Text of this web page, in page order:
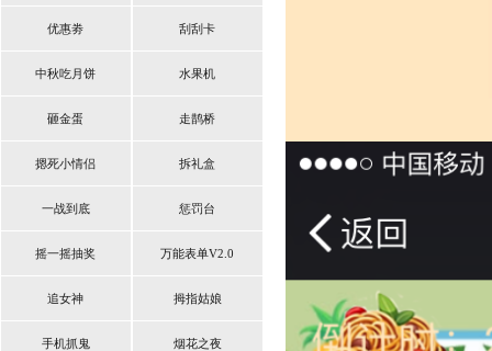
优惠劵 刮刮卡
中秋吃月饼 水果机
砸金蛋 走鹊桥
摁死小情侣 拆礼盒
一战到底 惩罚台
摇一摇抽奖 万能表单V2.0
追女神 拇指姑娘
手机抓鬼 烟花之夜